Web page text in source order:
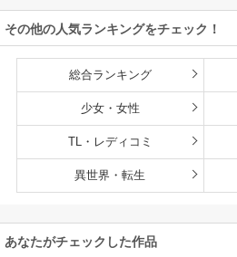
その他の人気ランキングをチェック！
総合ランキング
少女・女性
TL・レディコミ
異世界・転生
あなたがチェックした作品